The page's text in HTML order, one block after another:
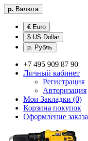
р. Валюта
€ Euro
$ US Dollar
р. Рубль
+7 495 909 87 90
Личный кабинет
Регистрация
Авторизация
Мои Закладки (0)
Корзина покупок
Оформление заказа